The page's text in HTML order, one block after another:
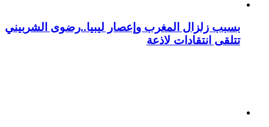
بسبب زلزال المغرب وإعصار ليبيا..رضوى الشربيني
تتلقى انتقادات لاذعة